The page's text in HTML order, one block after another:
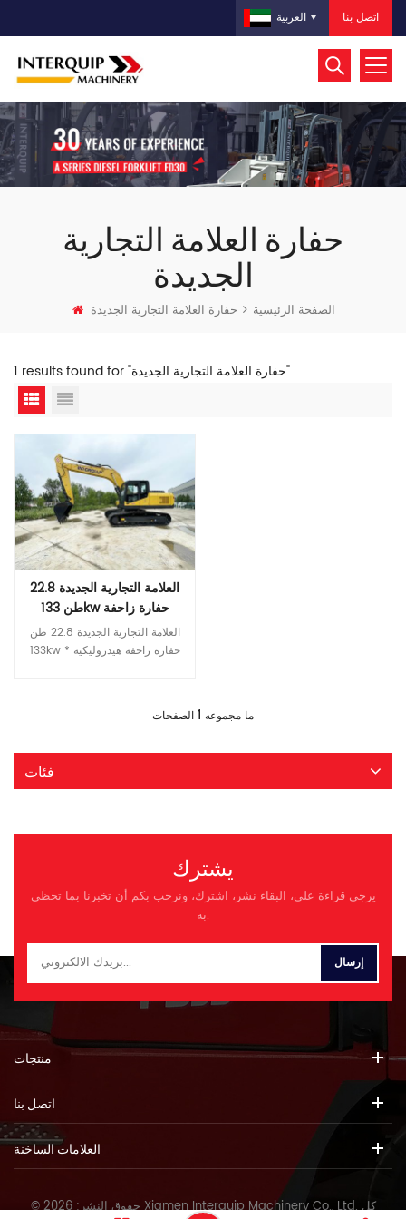
اتصل بنا العربية
حفارة العلامة التجارية
الجديدة
الصفحة الرئيسية حفارة العلامة التجارية الجديدة
1 results found for "حفارة العلامة التجارية الجديدة"
العلامة التجارية الجديدة 22.8
طن 133kw حفارة زاحفة
هيدروليكية
العلامة التجارية الجديدة 22.8 طن 133kw حفارة زاحفة هيدروليكية * التكوين الأساسي من الدرجة الأولى الراقية يتوافق مع محرك Cummins للانبعاثات من المرحلة III، بقوة ممتازة يتوافق محرك ايسوزو مع انبعاثات المرحلة الثالثة، مما يوفر الوقود والطاقة. العلامة التجارية الدولية المضخة الرئيسية والصمام الرئيسي تضمن المكونات الهيدروليكية ذات العلامة التجارية العالمية الموثوقية العالية للنظام الهيدروليكي * موثوقية ومتانة أعلى مزيد من الموثوقية والمتانة جسم متين وعالي القوة الأجزاء الهيكلية لذراع الرافعة والعصا والدلو معززة * المزيد من الراحة المنسقة كابينة جديدة صامتة ومريحة وصلبة للغاية شاشة LCD ملونة للمراقبة والصيانة المريحة أوضاع تشغيل متعددة متاحة تحديد نموذج وحدة إي تي كيو 220.9 وزن التشغيل طن 22.8 قدرة دلو م³ 1.0 نوع المحرك 五十铃4HK1X أحدث QSB7.0 القوة المصنفة كيلووات/ص/دقيقة 133/2000 124/1800 حجم خزان الوقود ل 420 سرعة السفر كم/ساعة 5.2/3.5 سرعة التأرجح ص / دقيقة 11.5 أقصى درجة تسلق ° 70 قوة حفر الجرافة عند القدرة القصوى ISO كن 157 متوسط ​​الضغط الأرضي الجيش الشعبي الكوري 46.5 نموذج المضخة الهيدروليكية إن لاين V90N130 كيه بي إم 3V112DT الحد الأقصى للتدفق لتر/دقيقة 250*2 228*2 ضبط الضغط الآلام والكروب الذهنية 37 حجم الخزان الهيدروليكي ل 246 الطول الإجمالي مم 9560 ب العرض الكلي مم 2980 C الارتفاع الكلي ( حتى أعلى ذراع الرافعة ) مم 3040 D الارتفاع الإجمالي ( إلى أعلى الكابينة ) مم 3120 E الخلوص الأرضي الموازن مم 1065 واو دقيقة. تطهير الأرض مم 466 G نصف قطر تأرجح الذيل مم 2720 H طول التأريض للمسار مم 3445 طول المسار J مم 4260 مقياس المسار K مم 2380 عرض المسار L مم 2980 عرض حذاء المسار M مم 600 N عرض القرص الدوار مم 2700 يا ماكس. ارتفاع الحفر مم 9275 ف ماكس. ارتفاع الإغراق مم 6560 س ماكس. عمق الحفر مم 6515 آر ماكس. عمق حفر الجدار العمودي مم 5915 اس ماكس. عمق الحفر لمستوى أفقي 2.5 متر مم 6380 تي ماكس. الوصول إلى الحفر مم 9865 U Max.digging يصل إلى مستوى الأرض مم 9680 الخامس دقيقة. نصف قطر التأرجح مم 3630 دبليو ماكس. الارتفاع في نصف قطر التأرجح الأدنى مم 7670 X المسافة من مركز التأرجح إلى الخلف مم 2720 Z ارتفاع الثقل الموازن مم 2120
ما مجموعه 1 الصفحات
فئات
يشترك
يرجى قراءة على، البقاء نشر، اشترك، ونرحب بكم أن تخبرنا بما تحظى
به.
منتجات
اتصل بنا
العلامات الساخنة
© حقوق النشر: 2026 Xiamen Interquip Machinery Co., Ltd. كل